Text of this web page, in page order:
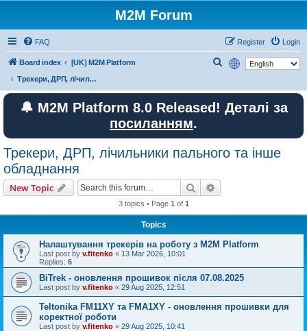
M2M Forum
FAQ Login
Register
Board index
[UK] M2M Platform
Трекери, ДРП, лічильники пального та інше обладнання
a
r
🔔 M2M Platform 8.0 Released! Деталі за
посиланням.
Трекери, ДРП, лічильники пального та інше
обладнання
New Topic Search
3 topics • Page 1 of 1
Topics
Налаштування трекерів на роботу з M2M Platform
Last post by v.fitenko « 13 Mar 2026, 10:01
Replies: 6
BiTrek - оновлення прошивок після 07.08.2025
Last post by v.fitenko « 29 Aug 2025, 12:51
Teltonika FM11XY та FMA1XY - оновлення прошивки для
коректної роботи
Last post by v.fitenko « 29 Aug 2025, 10:41